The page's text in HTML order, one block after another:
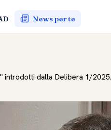
News per te
dalla Delibera 1/